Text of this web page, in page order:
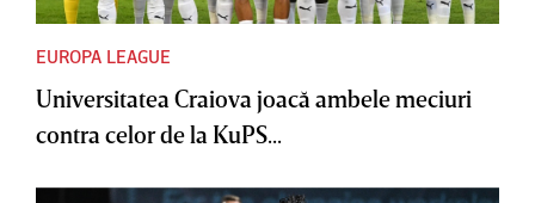
EUROPA LEAGUE
Universitatea Craiova joacă ambele meciuri
contra celor de la KuPS...